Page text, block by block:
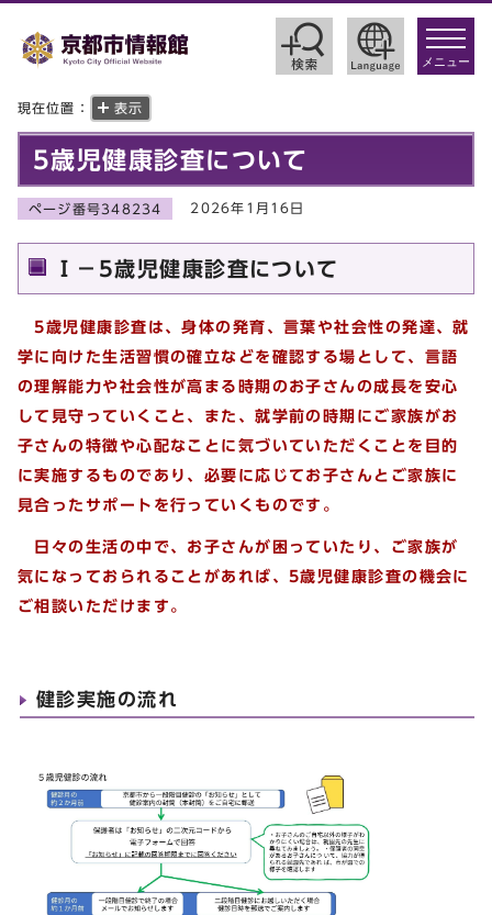
toggle
メニュー
現在位置： 表示
5歳児健康診査について
ページ番号348234 2026年1月16日
Ⅰ－5歳児健康診査について
5歳児健康診査は、身体の発育、言葉や社会性の発達、就
学に向けた生活習慣の確立などを確認する場として、言語
の理解能力や社会性が高まる時期のお子さんの成長を安心
して見守っていくこと、また、就学前の時期にご家族がお
子さんの特徴や心配なことに気づいていただくことを目的
に実施するものであり、必要に応じてお子さんとご家族に
見合ったサポートを行っていくものです。
日々の生活の中で、お子さんが困っていたり、ご家族が
気になっておられることがあれば、5歳児健康診査の機会に
ご相談いただけます。
健診実施の流れ